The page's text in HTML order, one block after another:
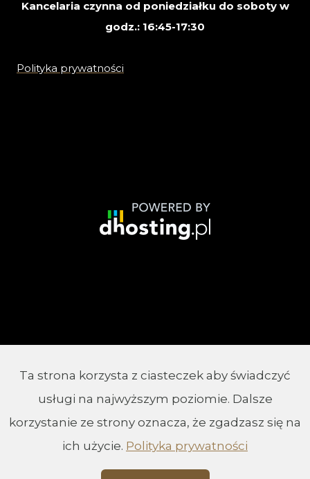
Kancelaria czynna od poniedziałku do soboty w
godz.: 16:45-17:30
Polityka prywatności
Ta strona korzysta z ciasteczek aby świadczyć
usługi na najwyższym poziomie. Dalsze
korzystanie ze strony oznacza, że zgadzasz się na
ich użycie. Polityka prywatności